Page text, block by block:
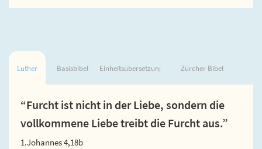
Luther Basisbibel Einheitsübersetzung Zürcher Bibel
“Furcht ist nicht in der Liebe, sondern die
vollkommene Liebe treibt die Furcht aus.”
1.Johannes 4,18b